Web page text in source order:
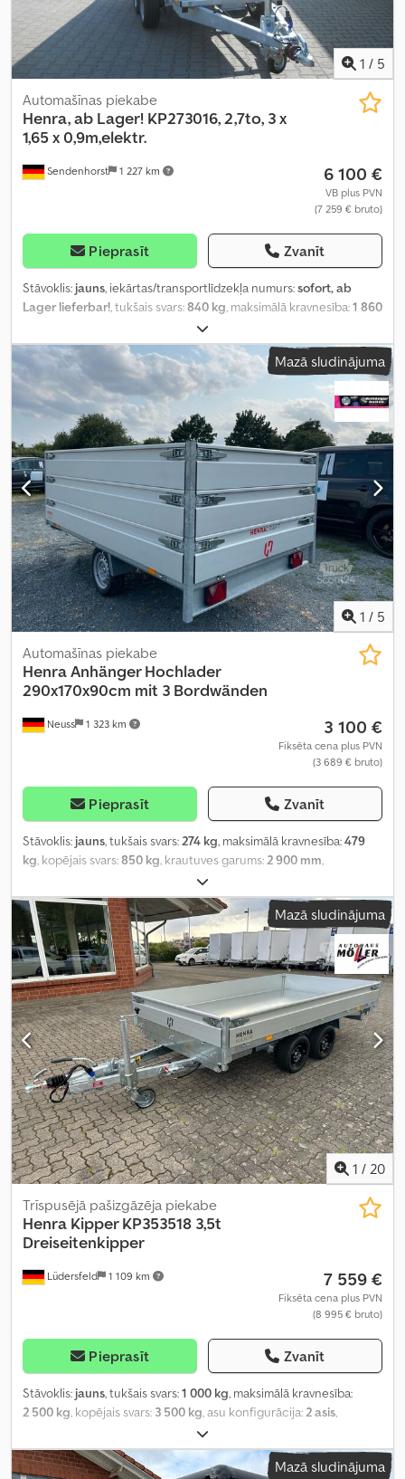
1 / 5
Sendenhorst 1 227 km
Automašīnas piekabe
Henra, ab Lager! KP273016, 2,7to, 3 x
1,65 x 0,9m,elektr.
6 100 €
VB plus PVN
(7 259 € bruto)
Pieprasīt Zvanīt
Stāvoklis: jauns, iekārtas/transportlīdzekļa numurs:sofort, ab
Lager lieferbar!, tukšais svars:840 kg, maksimālā kravnesība:1 860
, asu konfigurācija:
garums:3 000 mm, iekraušanas vietas platums:1 650 mm,
iekraušanas telpas augstums:900 mm, iekraušanas telpas tilpums:
5,5 m³
, piekares sistēma: cits , riepas izmērs: 185/60 R 12C, riteņu
bāze:710 mm , Ražošanas gads:
, Aprīkojums:
augšupielādētājs,
Mazā sludinājuma
1 / 5
Neuss 1 323 km
Automašīnas piekabe
HenraAnhänger Hochlader
290x170x90cm mit 3 Bordwänden
3 100 €
Fiksēta cena plus PVN
(3 689 € bruto)
Pieprasīt Zvanīt
Stāvoklis: jauns, tukšais svars: 274 kg, maksimālā kravnesība:479
kg , kopējais svars:850 kg , krautuves garums: 2 900 mm
1 700 mm
augstums:900 mm,
Mazā sludinājuma
1 / 20
Lüdersfeld 1 109 km
Trīspusējā pašizgāzēja piekabe
Henra Kipper KP353518 3,5t
Dreiseitenkipper
7 559 €
Fiksēta cena plus PVN
(8 995 € bruto)
Pieprasīt Zvanīt
Stāvoklis: jauns, tukšais svars:1 000 kg, maksimālā kravnesība:
2 500 kg, kopējais svars: 3 500 kg, asu konfigurācija:2 asis,
, iekraušanas vietas platums:
mm, iekraušanas telpas augstums:300 mm, Ražošanas gads:2026,
nobraukums:50 km, pārnesuma veids:mehānisks,
Mazā sludinājuma